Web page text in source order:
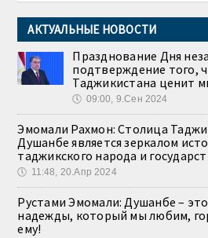
АКТУАЛЬНЫЕ НОВОСТИ
Празднование Дня
подтверждение того,
Таджикистана ценит
🕔 09:00, 9.Сен 2024
Эмомали Рахмон: Столица
Душанбе является зеркалом
таджикского народа и
🕔 11:48, 20.Апр 2024
Рустами Эмомали: Душанбе –
надежды, который мы любим,
ему!